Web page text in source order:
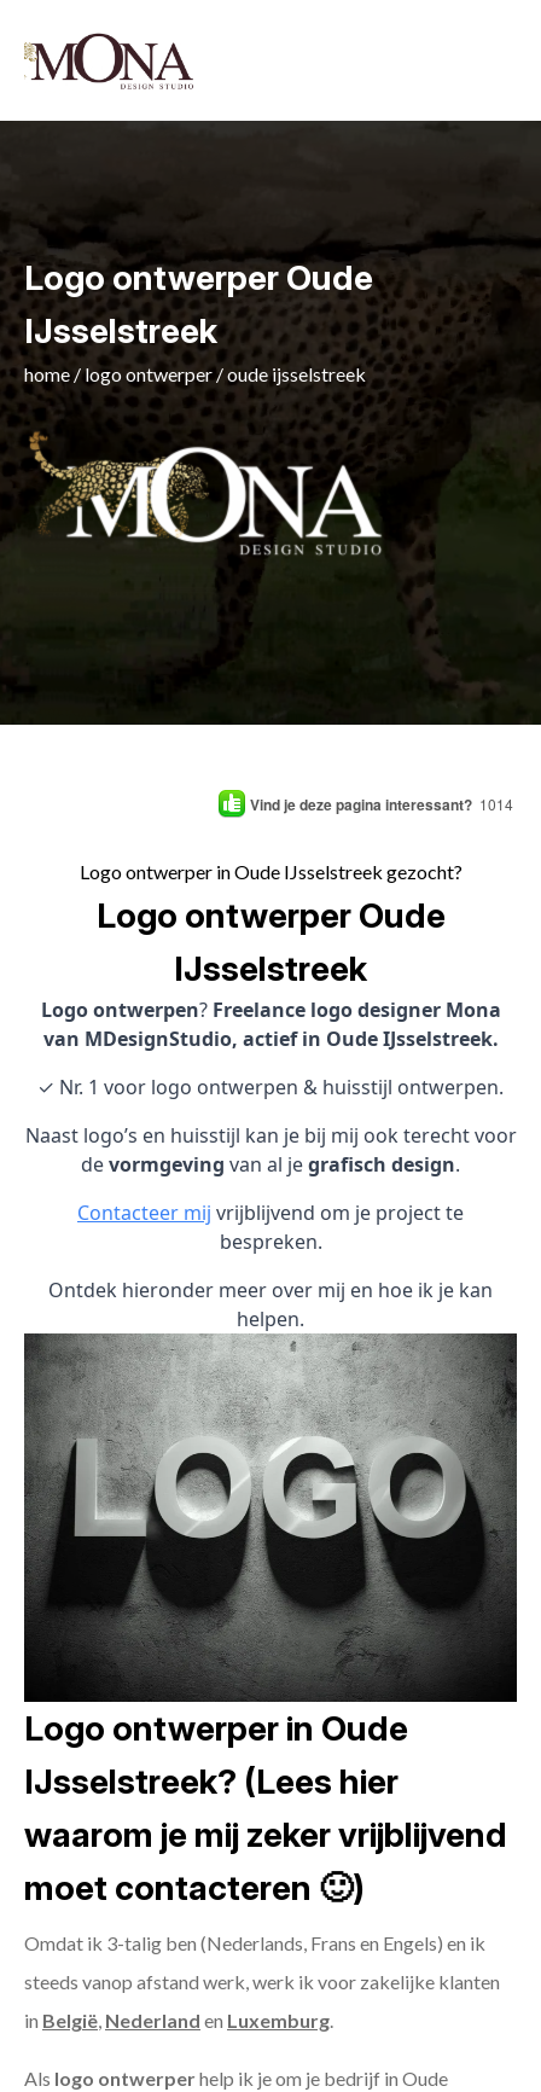
Logo ontwerper Oude
IJsselstreek
home /logo ontwerper/oude ijsselstreek
Vind je deze pagina interessant? 1014
Logo ontwerper in Oude IJsselstreek gezocht?
Logo ontwerper Oude
IJsselstreek
Logo ontwerpen? Freelance logo designer Mona
van MDesignStudio, actief in Oude IJsselstreek.
✓ Nr. 1 voor logo ontwerpen & huisstijl ontwerpen.
Naast logo’s en huisstijl kan je bij mij ook terecht voor
devormgeving van al jegrafisch design.
Contacteer mij vrijblijvend om je project te
bespreken.
Ontdek hieronder meer over mij en hoe ik je kan
helpen.
Logo ontwerper in Oude
IJsselstreek? (Lees hier
waarom je mij zeker vrijblijvend
moet contacteren 🙂)
Omdat ik 3-talig ben (Nederlands, Frans en Engels) en ik
steeds vanop afstand werk, werk ik voor zakelijke klanten
in België, Nederland en Luxemburg.
Als logo ontwerperhelp ik je om je bedrijf in Oude